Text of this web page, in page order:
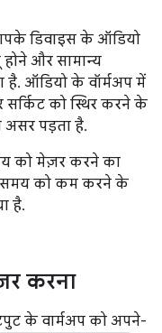
डिवाइस के ऑडियो
और सामान्य
ऑडियो के वॉर्मअप में
को स्थिर करने के
असर पड़ता है.
को मेज़र करने का
समय को कम करने के
है.
करना
के वार्मअप को अपने-